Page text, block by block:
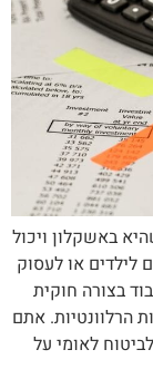
באשקלון ויכול
לילדים או לעסוק
בצורה חוקית
הרלוונטיות. אתם
לאומי על